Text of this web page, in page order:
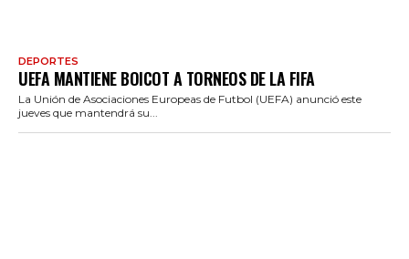
DEPORTES
UEFA MANTIENE BOICOT A TORNEOS DE LA FIFA
La Unión de Asociaciones Europeas de Futbol (UEFA) anunció este
jueves que mantendrá su...